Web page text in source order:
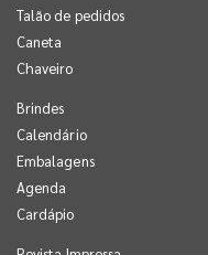
Talão de pedidos
Caneta
Chaveiro
Brindes
Calendário
Embalagens
Agenda
Cardápio